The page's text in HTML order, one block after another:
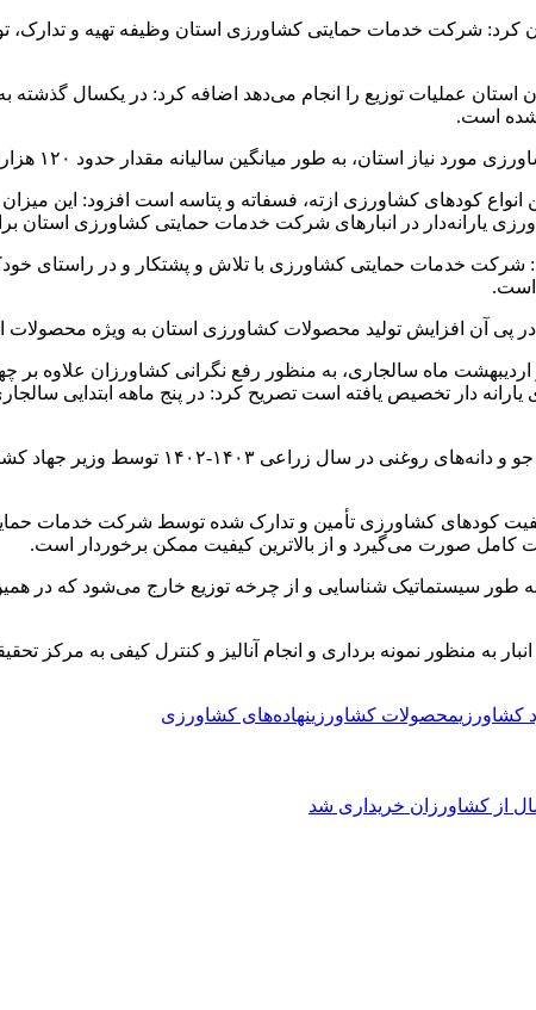
شرکت خدمات حمایتی کشاورزی استان وظیفه تهیه و تدارک،
با تاکید بر اینکه با ۹۴ کارگزار فعال در ۱۰ شهرستان استان عملیات توزیع را انجام
مقدار حدود ۱۲۰ هزارتن انواع کودهای کشاورزی برای استان تأمین، تدارک و توزیع کرده است.
در پی آن افزایش تولید محصولات کشاورزی استان به ویژه
ماه سالجاری، به منظور رفع نگرانی کشاورزان علاوه
کودهای کشاورزی تأمین و تدارک شده توسط شرکت خدمات
کامل صورت می‌گیرد و از بالاترین کیفیت ممکن برخوردار است.
۵۶ مورد از کودهای وارده به انبار به منظور نمونه برداری و انجام آنالیز و
کشاورزیمحصولات کشاورزینهاده‌های کشاورزی